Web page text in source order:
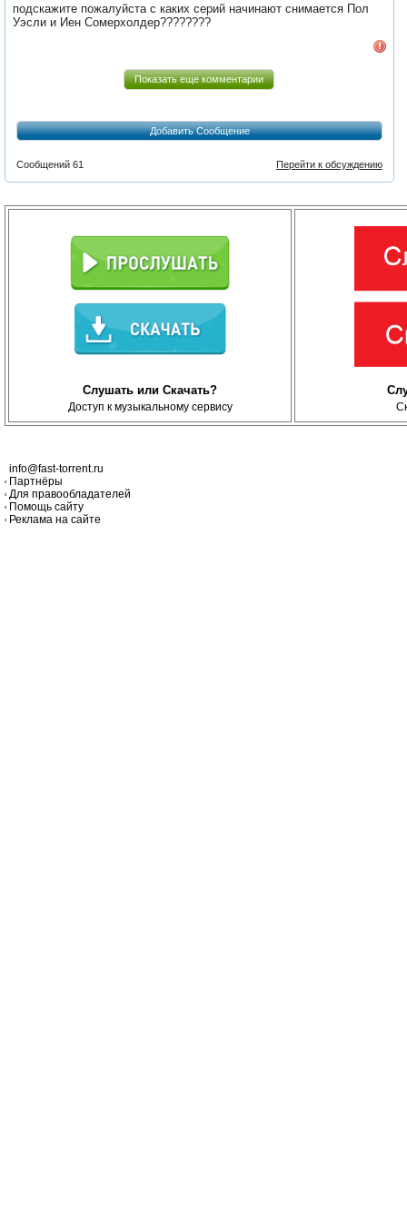
подскажите пожалуйста с каких серий начинают снимается Пол
Уэсли и Иен Сомерхолдер????????
Показать еще комментарии
Добавить Сообщение
Сообщений 61 Перейти к обсуждению
Слушать или Скачать?
Доступ к музыкальному сервису
info@fast-torrent.ru
Партнёры
Для правообладателей
Помощь сайту
Реклама на сайте